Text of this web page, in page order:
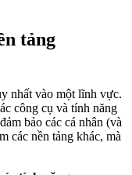
tảng
nhất vào một lĩnh vực.
công cụ và tính năng
bảo các cá nhân (và
các nền tảng khác, mà